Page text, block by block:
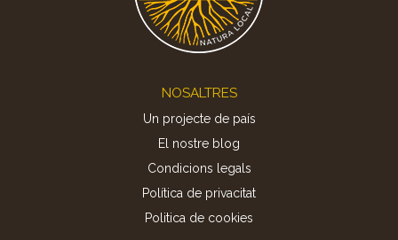
NOSALTRES
Un projecte de país
El nostre blog
Condicions legals
Política de privacitat
Politica de cookies